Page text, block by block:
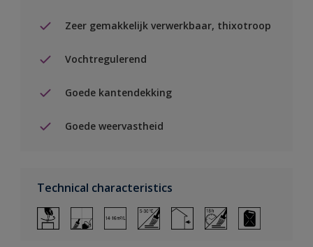
Zeer gemakkelijk verwerkbaar, thixotroop
Vochtregulerend
Goede kantendekking
Goede weervastheid
Technical characteristics